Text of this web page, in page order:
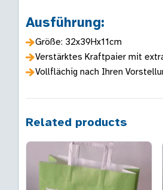
Ausführung:
Größe: 32x39Hx11cm
Verstärktes Kraftpaier mit
Vollflächig nach Ihren
Related products